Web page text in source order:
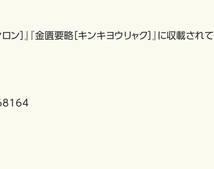
］』『金匱要略［キンキヨウリャク］』に収載されて